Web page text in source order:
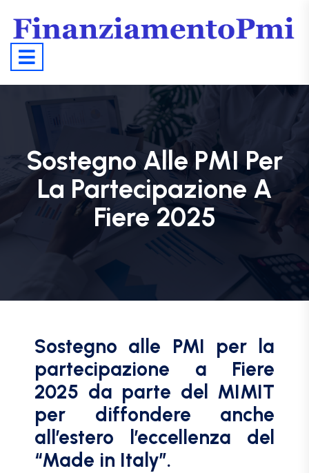
Sostegno Alle PMI Per
La Partecipazione A
Fiere 2025
Sostegno alle PMI per la
partecipazione a Fiere
2025 da parte del MIMIT
per diffondere anche
all’estero l’eccellenza del
“Made in Italy”.